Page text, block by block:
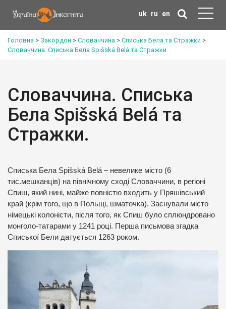
uk ru en
Головна > Закордон > Словаччина > Списька Бела та Стражки >
Словаччина. Списька Бела Spišská Belá та Стражки.
Словаччина. Списька
Бела Spišská Belá та
Стражки.
Списька Бела Spišská Belá – невелике місто (6
тис.мешканців) на північному сході Словаччини, в регіоні
Спиш, який нині, майже повністю входить у Пряшівський
край (крім того, що в Польщі, шматочка). Заснували місто
німецькі колоністи, після того, як Спиш було сплюндровано
монголо-татарами у 1241 році. Перша письмова згадка
Списької Бели датується 1263 роком.